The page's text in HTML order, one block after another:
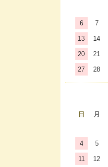
6 7
13 14
20 21
27 28
日 月
4 5
11 12